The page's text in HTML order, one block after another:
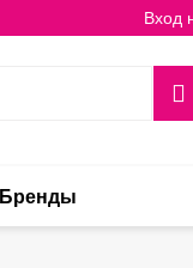
Вход
Бренды